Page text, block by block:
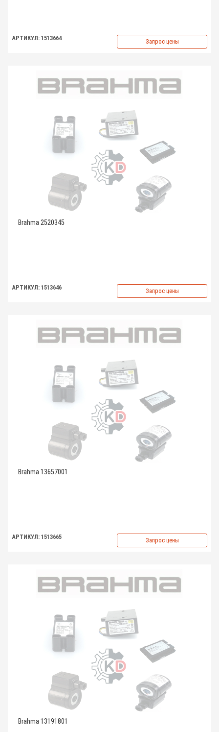
АРТИКУЛ: 1513664 Запрос цены
Brahma 2520345
АРТИКУЛ: 1513646 Запрос цены
Brahma 13657001
АРТИКУЛ: 1513665 Запрос цены
Brahma 13191801